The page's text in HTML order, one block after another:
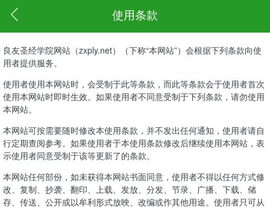
使用条款
良友圣经学院网站（zxply.net）（下称“本网站”）会根据下列条款向使
用者提供服务。
使用者使用本网站时，会受制于此等条款，而此等条款会于使用者首次
使用本网站时即时生效。如果使用者不同意受制于下列条款，请勿使用
本网站。
本网站可按需要随时修改本使用条款，并不发出任何通知，使用者请自
行定期查阅参考。如果使用者于本使用条款修改后继续使用本网站，表
示使用者同意受制于该等更新了的条款。
本网站任何部份，如未获得本网站书面同意，使用者不得以任何方式修
改、复制、抄袭、翻印、上载、发放、分发、节录、广播、下载、储
存、传送、公开或以牟利形式放映、改编或作其他用途。使用者只可从